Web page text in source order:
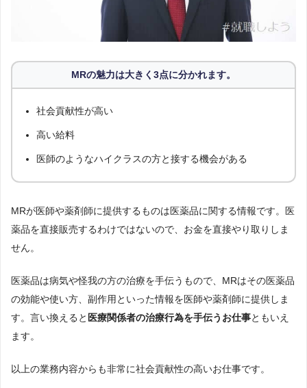
MRの魅力は大きく3点に分かれます。
社会貢献性が高い
高い給料
医師のようなハイクラスの方と接する機会がある
MRが医師や薬剤師に提供するものは医薬品に関する情報です。医
薬品を直接販売するわけではないので、お金を直接やり取りしま
せん。
医薬品は病気や怪我の方の治療を手伝うもので、MRはその医薬品
の効能や使い方、副作用といった情報を医師や薬剤師に提供しま
す。言い換えると 医療関係者の治療行為を手伝うお仕事ともいえ
ます。
以上の業務内容からも非常に社会貢献性の高いお仕事です。